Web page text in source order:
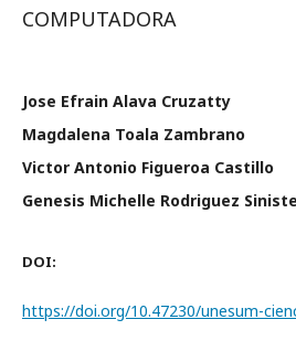
COMPUTADORA
Jose Efrain Alava Cruzatty
Magdalena Toala Zambrano
Victor Antonio Figueroa Castillo
Genesis Michelle Rodriguez
DOI:
https://doi.org/10.47230/unesum-